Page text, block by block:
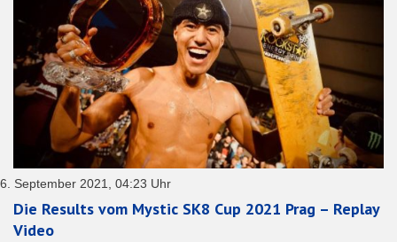
6. September 2021, 04:23 Uhr
Die Results vom Mystic SK8 Cup 2021 Prag – Replay
Video